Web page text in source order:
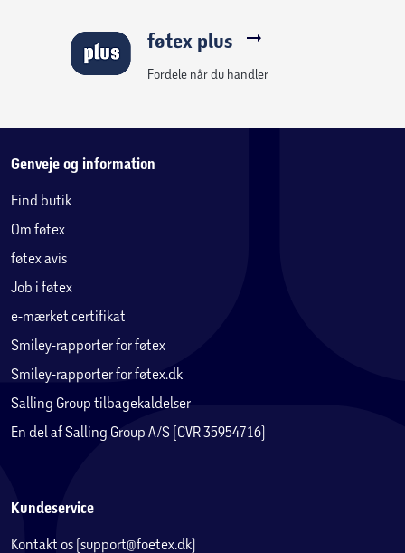
føtex plus
Fordele når du handler
Genveje og information
Find butik
Om føtex
føtex avis
Job i føtex
e-mærket certifikat
Smiley-rapporter for føtex
Smiley-rapporter for føtex.dk
Salling Group tilbagekaldelser
En del af Salling Group A/S (CVR 35954716)
Kundeservice
Kontakt os (support@foetex.dk)